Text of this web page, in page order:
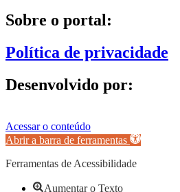
Sobre o portal:
Política de privacidade
Desenvolvido por:
Acessar o conteúdo
Abrir a barra de ferramentas
Ferramentas de Acessibilidade
Aumentar o Texto